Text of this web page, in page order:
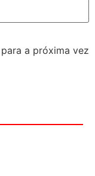
a próxima vez